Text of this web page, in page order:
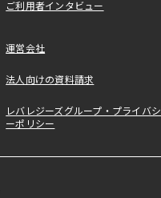
ご利用者インタビュー
運営会社
法人向けの資料請求
レバレジーズグループ・プライバシ
ーポリシー